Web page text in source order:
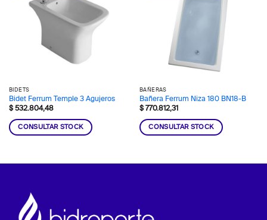
BIDETS
Bidet Ferrum Temple 3 Agujeros
$532.804,48
CONSULTAR STOCK
BAÑERAS
Bañera Ferrum Niza 180 BN18-B
$770.812,31
CONSULTAR STOCK